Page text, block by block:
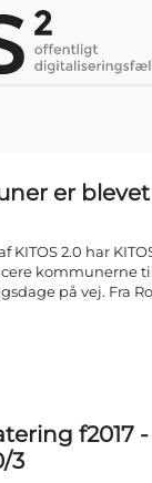
er
KITOS 2.0 har
kommunerne
på vej. Fra
f2017
3